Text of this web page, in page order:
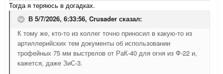
Тогда я теряюсь в догадках.
В 5/7/2026, 6:33:56, Crusader сказал:
К тому же, кто-то из коллег точно приносил в какую-то из
артиллерийских тем документы об использовании
трофейных 75 мм выстрелов от РаК-40 для огня из Ф-22 и,
кажется, даже ЗиС-3.